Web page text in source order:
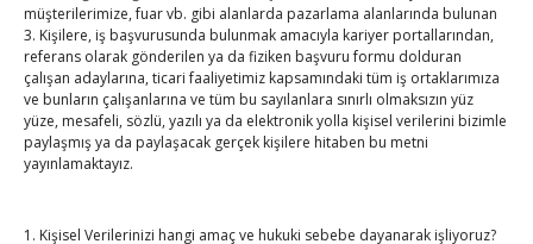
müşterilerimize, fuar vb. gibi alanlarda pazarlama alanlarında bulunan
3. Kişilere, iş başvurusunda bulunmak amacıyla kariyer portallarından,
referans olarak gönderilen ya da fiziken başvuru formu dolduran
çalışan adaylarına, ticari faaliyetimiz kapsamındaki tüm iş ortaklarımıza
ve bunların çalışanlarına ve tüm bu sayılanlara sınırlı olmaksızın yüz
yüze, mesafeli, sözlü, yazılı ya da elektronik yolla kişisel verilerini bizimle
paylaşmış ya da paylaşacak gerçek kişilere hitaben bu metni
yayınlamaktayız.
1. Kişisel Verilerinizi hangi amaç ve hukuki sebebe dayanarak işliyoruz?
Kahramanmaraş Ticaret ve Sanayi Odası’nın yeni
binası hizmete açıldı
ByTUTSOon Ağu 5, 2026
Diren ailesine taziye ziyareti
ByTUTSOon Ağu 4, 2026